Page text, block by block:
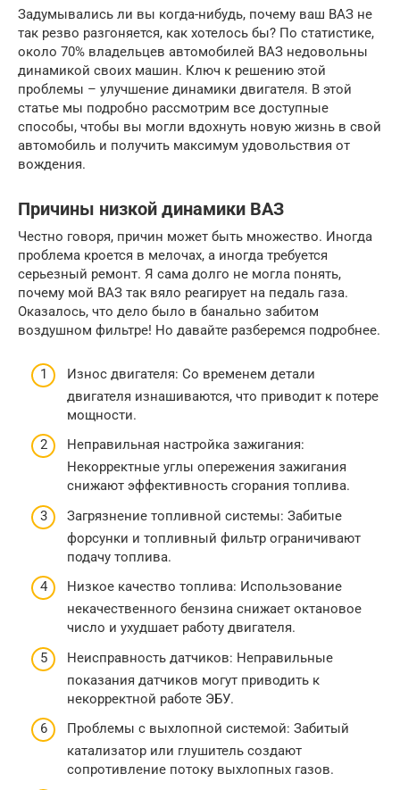
Задумывались ли вы когда-нибудь, почему ваш ВАЗ не
так резво разгоняется, как хотелось бы? По статистике,
около 70% владельцев автомобилей ВАЗ недовольны
динамикой своих машин. Ключ к решению этой
проблемы – улучшение динамики двигателя. В этой
статье мы подробно рассмотрим все доступные
способы, чтобы вы могли вдохнуть новую жизнь в свой
автомобиль и получить максимум удовольствия от
вождения.
Причины низкой динамики ВАЗ
Честно говоря, причин может быть множество. Иногда
проблема кроется в мелочах, а иногда требуется
серьезный ремонт. Я сама долго не могла понять,
почему мой ВАЗ так вяло реагирует на педаль газа.
Оказалось, что дело было в банально забитом
воздушном фильтре! Но давайте разберемся подробнее.
Износ двигателя: Со временем детали
двигателя изнашиваются, что приводит к потере
мощности.
Неправильная настройка зажигания:
Некорректные углы опережения зажигания
снижают эффективность сгорания топлива.
Загрязнение топливной системы: Забитые
форсунки и топливный фильтр ограничивают
подачу топлива.
Низкое качество топлива: Использование
некачественного бензина снижает октановое
число и ухудшает работу двигателя.
Неисправность датчиков: Неправильные
показания датчиков могут приводить к
некорректной работе ЭБУ.
Проблемы с выхлопной системой: Забитый
катализатор или глушитель создают
сопротивление потоку выхлопных газов.